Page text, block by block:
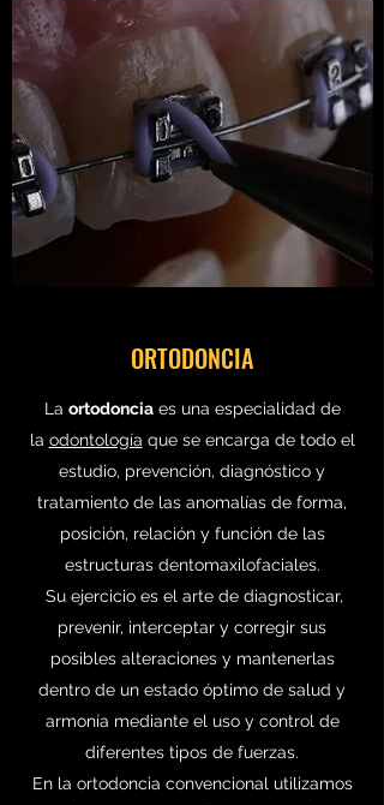
ORTODONCIA
La ortodonciaes una especialidad de
la odontología que se encarga de todo el
estudio, prevención, diagnóstico y
tratamiento de las anomalías de forma,
posición, relación y función de las
estructuras dentomaxilofaciales.
Su ejercicio es el arte de diagnosticar,
prevenir, interceptar y corregir sus
posibles alteraciones y mantenerlas
dentro de un estado óptimo de salud y
armonía mediante el uso y control de
diferentes tipos de fuerzas.
En la ortodoncia convencional utilizamos